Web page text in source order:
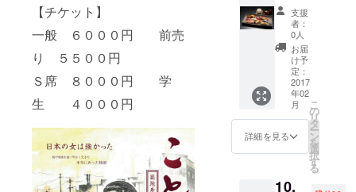
【チケット】
一般 ６０００円 前売
り ５５００円
Ｓ席 ８０００円 学
生 ４０００円
・初代
栄蔵に
ぎり１
人前 ※
写真は
栄蔵に
ぎり
支援
者：
0人
お届
け予
定：
2017
年02
月
詳細を見る
こ
の
リ
タ
ー
ン
を
選
択
す
る
10,